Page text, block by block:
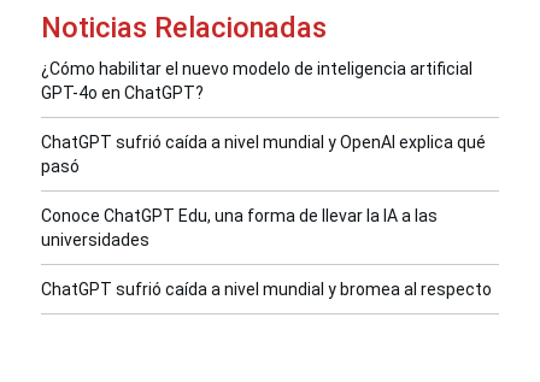
Noticias Relacionadas
¿Cómo habilitar el nuevo modelo de inteligencia artificial
GPT-4o en ChatGPT?
ChatGPT sufrió caída a nivel mundial y OpenAI explica qué
pasó
Conoce ChatGPT Edu, una forma de llevar la IA a las
universidades
ChatGPT sufrió caída a nivel mundial y bromea al respecto